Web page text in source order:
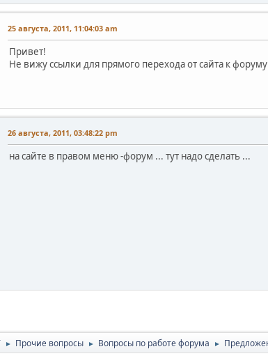
25 августа, 2011, 11:04:03 am
Привет!
Не вижу ссылки для прямого перехода от сайта к
26 августа, 2011, 03:48:22 pm
на сайте в правом меню -форум ... тут надо сделать ...
► Прочие вопросы ► Вопросы по работе форума ►